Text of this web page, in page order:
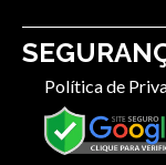
Política de